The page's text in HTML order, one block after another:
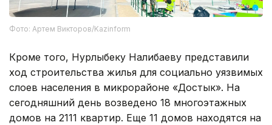
Фото: Артем Викторов/Kazinform
Кроме того, Нурлыбеку Налибаеву представили
ход строительства жилья для социально уязвимых
слоев населения в микрорайоне «Достык». На
сегодняшний день возведено 18 многоэтажных
домов на 2111 квартир. Еще 11 домов находятся на